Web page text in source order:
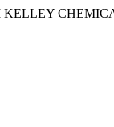
KELLEY